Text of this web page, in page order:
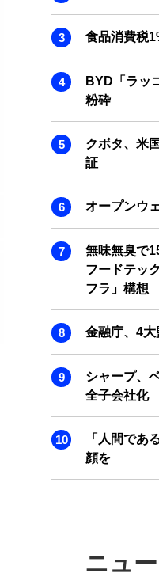
食品消費税
BYD「ラッ
粉砕
クボタ、米
証
オープンウ
無味無臭で
フードテッ
フラ」構想
金融庁、4
シャープ、
全子会社化
「人間であ
顔を
ニュ
AI JOURNAL
REAL ESTATE
SMART
BPaaS JOURNAL
ADOPTABLE DOG